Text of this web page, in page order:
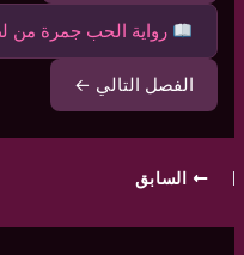
رواية الحب جمرة من
الفصل التالي ←
السابق